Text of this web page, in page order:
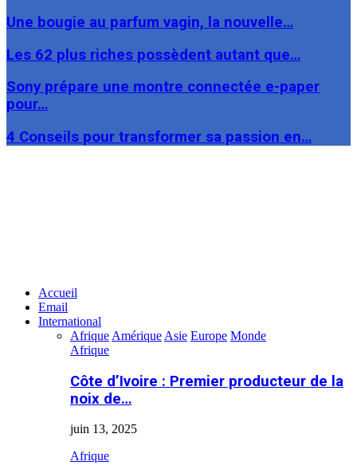
Une bougie au parfum vagin, la nouvelle…
Les 62 plus riches possèdent autant que…
Sony prépare une montre connectée e-paper
pour…
4 Conseils pour transformer sa passion en…
Accueil
Email
International
Afrique Amérique Asie Europe Monde
Afrique
Côte d’Ivoire : Premier producteur de la
noix de…
juin 13, 2025
Afrique